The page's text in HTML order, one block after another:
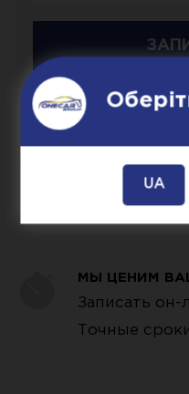
Ваш
МЫ ЦЕНИМ
Записать он-
Точные
UA